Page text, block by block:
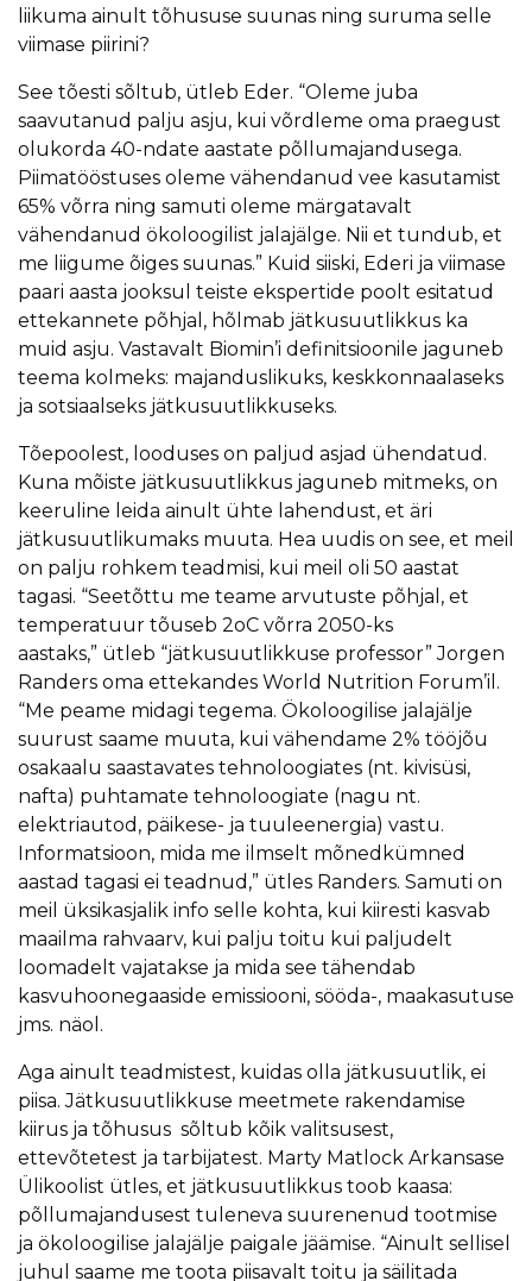
liikuma ainult tõhususe suunas ning suruma selle
viimase piirini?
See tõesti sõltub, ütleb Eder. “Oleme juba
saavutanud palju asju, kui võrdleme oma praegust
olukorda 40-ndate aastate põllumajandusega.
Piimatööstuses oleme vähendanud vee kasutamist
65% võrra ning samuti oleme märgatavalt
vähendanud ökoloogilist jalajälge. Nii et tundub, et
me liigume õiges suunas.” Kuid siiski, Ederi ja viimase
paari aasta jooksul teiste ekspertide poolt esitatud
ettekannete põhjal, hõlmab jätkusuutlikkus ka
muid asju. Vastavalt Biomin’i definitsioonile jaguneb
teema kolmeks: majanduslikuks, keskkonnaalaseks
ja sotsiaalseks jätkusuutlikkuseks.
Tõepoolest, looduses on paljud asjad ühendatud.
Kuna mõiste jätkusuutlikkus jaguneb mitmeks, on
keeruline leida ainult ühte lahendust, et äri
jätkusuutlikumaks muuta. Hea uudis on see, et meil
on palju rohkem teadmisi, kui meil oli 50 aastat
tagasi. “Seetõttu me teame arvutuste põhjal, et
temperatuur tõuseb 2oC võrra 2050-ks
aastaks,” ütleb “jätkusuutlikkuse professor” Jorgen
Randers oma ettekandes World Nutrition Forum’il.
“Me peame midagi tegema. Ökoloogilise jalajälje
suurust saame muuta, kui vähendame 2% tööjõu
osakaalu saastavates tehnoloogiates (nt. kivisüsi,
nafta) puhtamate tehnoloogiate (nagu nt.
elektriautod, päikese- ja tuuleenergia) vastu.
Informatsioon, mida me ilmselt mõnedkümned
aastad tagasi ei teadnud,” ütles Randers. Samuti on
meil üksikasjalik info selle kohta, kui kiiresti kasvab
maailma rahvaarv, kui palju toitu kui paljudelt
loomadelt vajatakse ja mida see tähendab
kasvuhoonegaaside emissiooni, sööda-, maakasutuse
jms. näol.
Aga ainult teadmistest, kuidas olla jätkusuutlik, ei
piisa. Jätkusuutlikkuse meetmete rakendamise
kiirus ja tõhusus sõltub kõik valitsusest,
ettevõtetest ja tarbijatest. Marty Matlock Arkansase
Ülikoolist ütles, et jätkusuutlikkus toob kaasa:
põllumajandusest tuleneva suurenenud tootmise
ja ökoloogilise jalajälje paigale jäämise. “Ainult sellisel
juhul saame me toota piisavalt toitu ja säilitada